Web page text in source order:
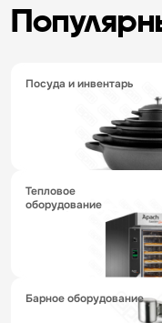
посуда и инвентарь
тепловое
оборудование
барное оборудование